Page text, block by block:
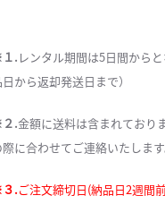
. レンタル期間は5日間から
から返却発送日まで）
.金額に送料は含まれており
に合わせてご連絡いたします
.ご注文締切日(納品日2週間